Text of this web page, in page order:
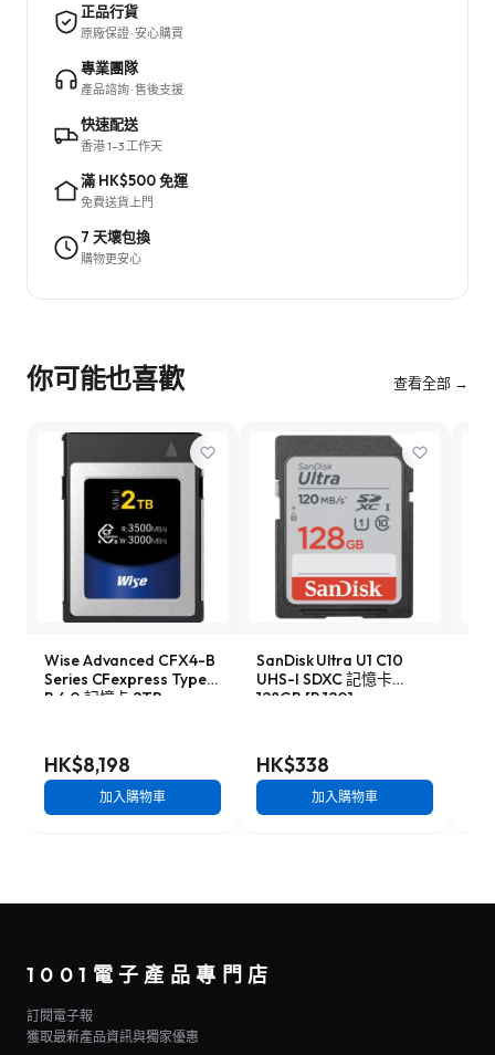
正品行貨
原廠保證 · 安心購買
專業團隊
產品諮詢 · 售後支援
快速配送
香港 1–3 工作天
滿 HK$500 免運
免費送貨上門
7 天壞包換
購物更安心
你可能也喜歡 查看全部 →
Wise Advanced CFX4-B
Series CFexpress Type-
B 4.0 記憶卡 2TB
HK$8,198
加入購物車
SanDisk Ultra U1 C10
UHS-I SDXC 記憶卡
128GB [R:120]
HK$338
加入購物車
1001電子產品專門店
訂閱電子報
獲取最新產品資訊與獨家優惠